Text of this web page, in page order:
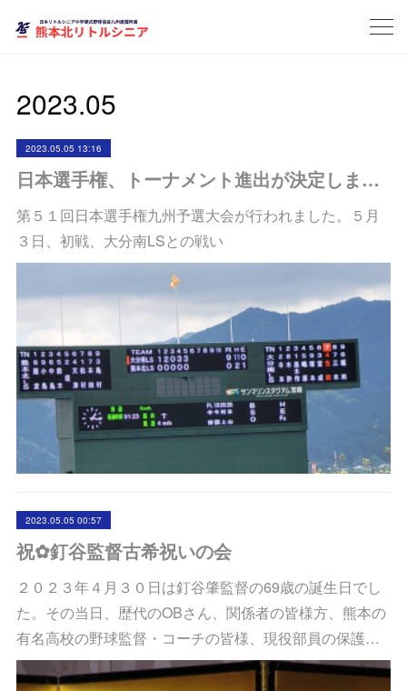
2023.05
2023.05.05 13:16
日本選手権、トーナメント進出が決定しました！
第５１回日本選手権九州予選大会が行われました。５月
３日、初戦、大分南LSとの戦い
2023.05.05 00:57
祝✿釘谷監督古希祝いの会
２０２３年４月３０日は釘谷肇監督の69歳の誕生日でし
た。その当日、歴代のOBさん、関係者の皆様方、熊本の
有名高校の野球監督・コーチの皆様、現役部員の保護…